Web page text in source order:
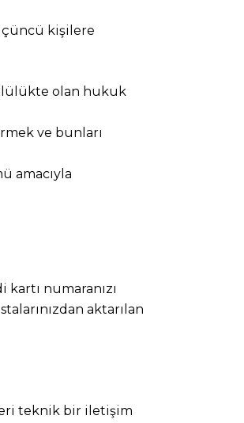
kişilere
olan hukuk
ve bunları
amacıyla
numaranızı
aktarılan
teknik bir iletişim